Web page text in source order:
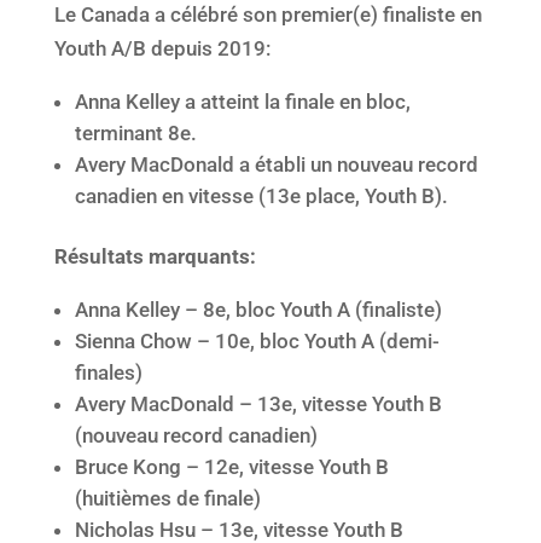
Le Canada a célébré son premier(e) finaliste en
Youth A/B depuis 2019:
Anna Kelley a atteint la finale en bloc,
terminant 8e.
Avery MacDonald a établi un nouveau record
canadien en vitesse (13e place, Youth B).
Résultats marquants:
Anna Kelley – 8e, bloc Youth A (finaliste)
Sienna Chow – 10e, bloc Youth A (demi-
finales)
Avery MacDonald – 13e, vitesse Youth B
(nouveau record canadien)
Bruce Kong – 12e, vitesse Youth B
(huitièmes de finale)
Nicholas Hsu – 13e, vitesse Youth B